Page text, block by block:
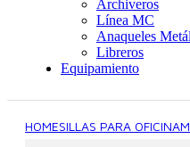
Archiveros
Línea MC
Anaqueles
Libreros
Equipamiento
HOMESILLAS PARA OFICINA